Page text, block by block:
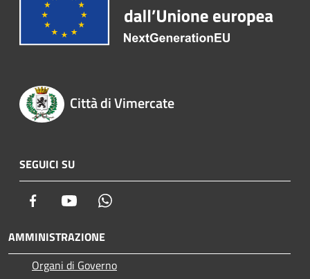
Città di Vimercate
SEGUICI SU
Facebook Youtube
AMMINISTRAZIONE
Organi di Governo